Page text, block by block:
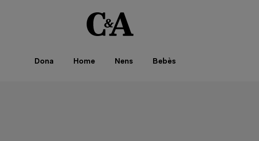
Dona Home Nens Bebès